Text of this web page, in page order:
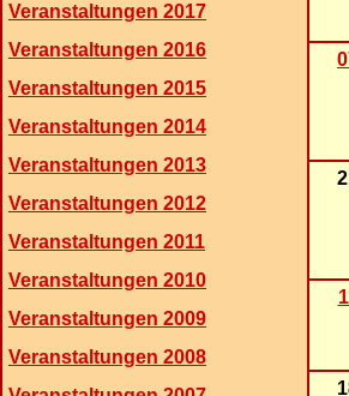
Veranstaltungen 2017
Veranstaltungen 2016
Veranstaltungen 2015
Veranstaltungen 2014
Veranstaltungen 2013
Veranstaltungen 2012
Veranstaltungen 2011
Veranstaltungen 2010
Veranstaltungen 2009
Veranstaltungen 2008